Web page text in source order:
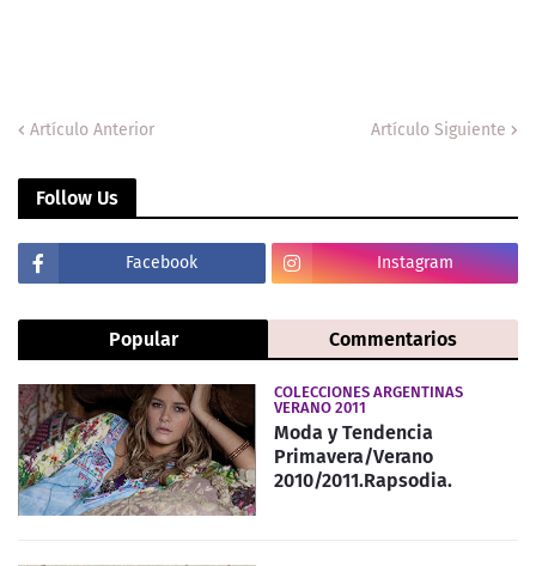
Artículo Anterior Artículo Siguiente
Follow Us
Facebook Instagram
Popular Commentarios
COLECCIONES ARGENTINAS
VERANO 2011
Moda y Tendencia
Primavera/Verano
2010/2011.Rapsodia.